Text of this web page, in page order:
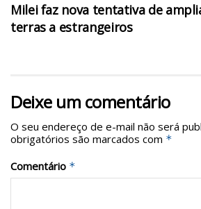
Milei faz nova tentativa de
terras a estrangeiros
Deixe um comentário
O seu endereço de e-mail não será
obrigatórios são marcados com *
Comentário *